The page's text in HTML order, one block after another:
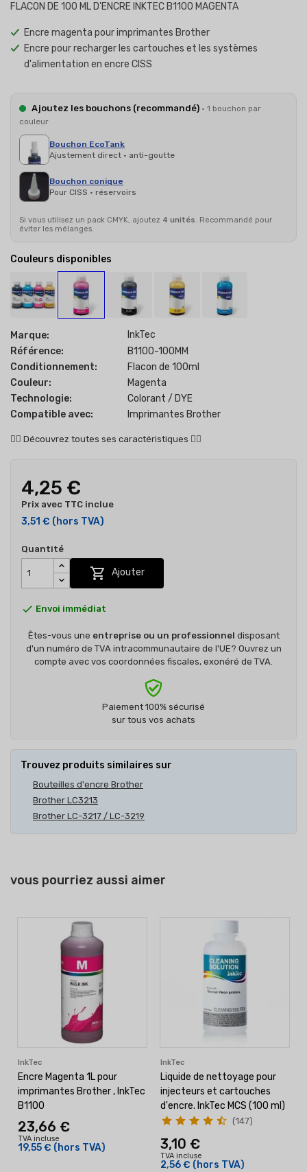
FLACON DE 100 ML D'ENCRE INKTEC B1100 MAGENTA
Encre magenta pour imprimantes Brother
Encre pour recharger les cartouches et les systèmes
d'alimentation en encre CISS
Ajoutez les bouchons (recommandé) · 1 bouchon par
couleur
Bouchon EcoTank
Ajustement direct · anti-goutte
Bouchon conique
Pour CISS · réservoirs
Si vous utilisez un pack CMYK, ajoutez 4 unités. Recommandé pour
éviter les mélanges.
Couleurs disponibles
Marque:
InkTec
Référence:
B1100-100MM
Conditionnement:
Flacon de 100ml
Couleur:
Magenta
Technologie:
Colorant / DYE
Compatible avec:
Imprimantes Brother
👇🏻 Découvrez toutes ses caractéristiques 👇🏻
4,25 €
Prix avec TTC inclue
3,51 € (hors TVA)
Quantité
 Ajouter
 Envoi immédiat
Êtes-vous une entreprise ou un professionnel disposant
d'un numéro de TVA intracommunautaire de l'UE? Ouvrez un
compte avec vos coordonnées fiscales, exonéré de TVA.
Paiement 100% sécurisé
sur tous vos achats
Trouvez produits similaires sur
Bouteilles d'encre Brother
Brother LC3213
Brother LC-3217 / LC-3219
vous pourriez aussi aimer
InkTec
Encre Magenta 1L pour
imprimantes Brother , InkTec
B1100
23,66 €
TVA incluse
19,55 € (hors TVA)
InkTec
Liquide de nettoyage pour
injecteurs et cartouches
d'encre. InkTec MCS (100 ml)
3,10 €
TVA incluse
2,56 € (hors TVA)
(147)